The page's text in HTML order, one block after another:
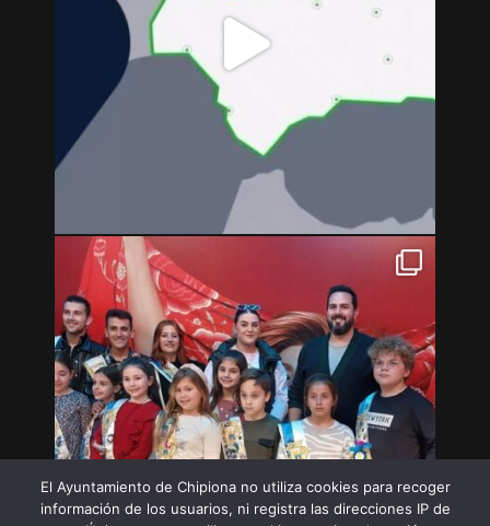
El Ayuntamiento de Chipiona no utiliza cookies para recoger
información de los usuarios, ni registra las direcciones IP de